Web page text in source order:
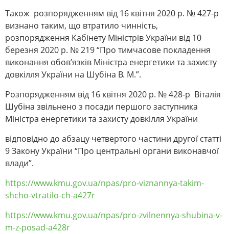
Також розпорядженням від 16 квітня 2020 р. № 427-р
визнано таким, що втратило чинність,
розпорядження Кабінету Міністрів України від 10
березня 2020 р. № 219 “Про тимчасове покладення
виконання обов’язків Міністра енергетики та захисту
довкілля України на Шубіна В. М.”.
Розпорядженням від 16 квітня 2020 р. № 428-р Віталія
Шубіна звільнено з посади першого заступника
Міністра енергетики та захисту довкілля України
відповідно до абзацу четвертого частини другої статті
9 Закону України “Про центральні органи виконавчої
влади”.
https://www.kmu.gov.ua/npas/pro-viznannya-takim-
shcho-vtratilo-ch-a427r
https://www.kmu.gov.ua/npas/pro-zvilnennya-shubina-v-
m-z-posad-a428r